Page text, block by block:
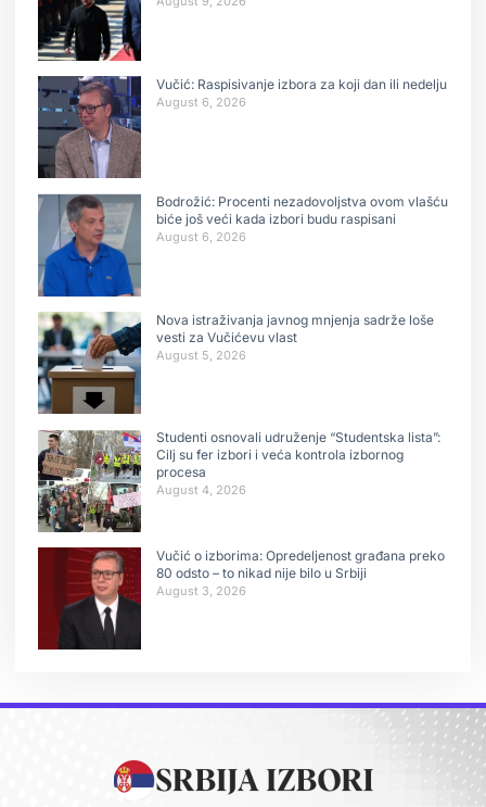
Vučić: Raspisivanje izbora za koji dan ili nedelju
August 6, 2026
Bodrožić: Procenti nezadovoljstva ovom vlašću
biće još veći kada izbori budu raspisani
August 6, 2026
Nova istraživanja javnog mnjenja sadrže loše
vesti za Vučićevu vlast
August 5, 2026
Studenti osnovali udruženje “Studentska lista”:
Cilj su fer izbori i veća kontrola izbornog
procesa
August 4, 2026
Vučić o izborima: Opredeljenost građana preko
80 odsto – to nikad nije bilo u Srbiji
August 3, 2026